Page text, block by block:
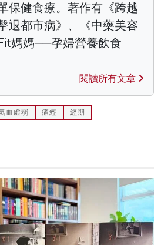
保健食療。著作有《跨越
退都市病》、《中藥美容
媽媽──孕婦營養飲食
閱讀所有文章
血虛弱 痛經 經期